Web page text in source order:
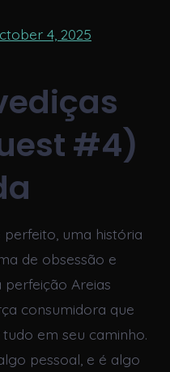
4, 2025
#4)
uma história
de obsessão e
Areias
consumidora que
em seu caminho.
pessoal, e é algo